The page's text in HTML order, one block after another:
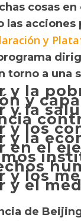
cosas
las
y
torno a una
y la
y
y la
y los
y la
en el
y los
y el
de